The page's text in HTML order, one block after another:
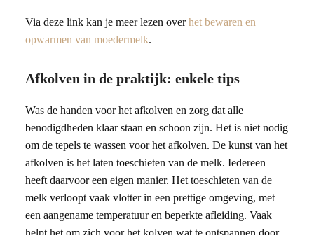
Via deze link kan je meer lezen overhet bewaren en
opwarmen van moedermelk.
Afkolven in de praktijk: enkele tips
Was de handen voor het afkolven en zorg dat alle
benodigdheden klaar staan en schoon zijn. Het is niet nodig
om de tepels te wassen voor het afkolven. De kunst van het
afkolven is het laten toeschieten van de melk. Iedereen
heeft daarvoor een eigen manier. Het toeschieten van de
melk verloopt vaak vlotter in een prettige omgeving, met
een aangename temperatuur en beperkte afleiding. Vaak
helpt het om zich voor het kolven wat te ontspannen door